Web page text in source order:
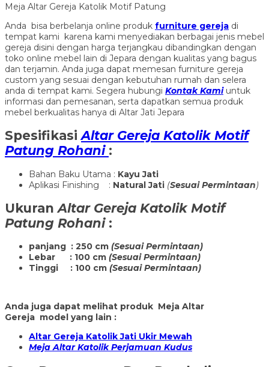
Meja Altar Gereja Katolik Motif Patung
Anda bisa berbelanja online produk furniture gereja di
tempat kami karena kami menyediakan berbagai jenis mebel
gereja disini dengan harga terjangkau dibandingkan dengan
toko online mebel lain di Jepara dengan kualitas yang bagus
dan terjamin. Anda juga dapat memesan furniture gereja
custom yang sesuai dengan kebutuhan rumah dan selera
anda di tempat kami. Segera hubungi Kontak Kamiuntuk
informasi dan pemesanan, serta dapatkan semua produk
mebel berkualitas hanya di Altar Jati Jepara
SpesifikasiAltar Gereja Katolik Motif
Patung Rohani :
Bahan Baku Utama : Kayu Jati
Aplikasi Finishing : Natural Jati (Sesuai Permintaan)
UkuranAltar Gereja Katolik Motif
Patung Rohani :
panjang : 250 cm (Sesuai Permintaan)
Lebar : 100 cm (Sesuai Permintaan)
Tinggi : 100 cm (Sesuai Permintaan)
Anda juga dapat melihat produk Meja Altar
Gereja model yang lain :
Altar Gereja Katolik Jati Ukir Mewah
Meja Altar Katolik Perjamuan Kudus